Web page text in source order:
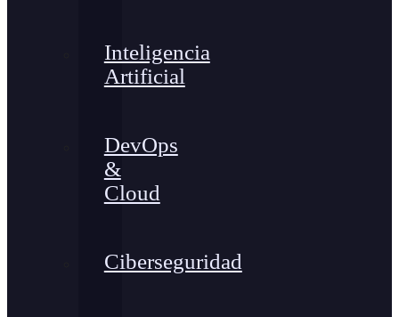
Inteligencia
Artificial
DevOps
&
Cloud
Ciberseguridad